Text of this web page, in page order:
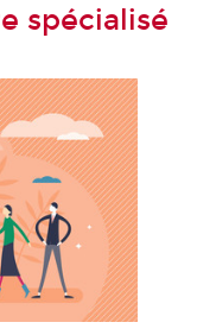
spécialisé